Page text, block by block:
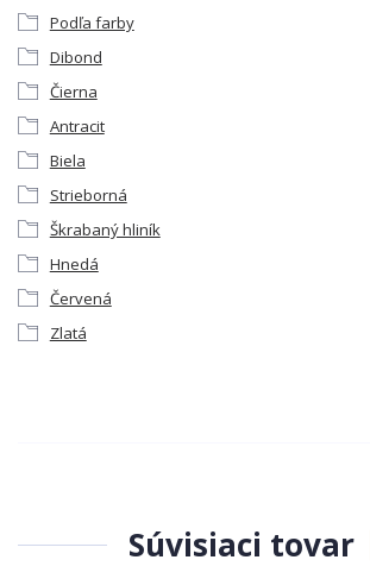
Podľa farby
Dibond
Čierna
Antracit
Biela
Strieborná
Škrabaný hliník
Hnedá
Červená
Zlatá
Súvisiaci tovar